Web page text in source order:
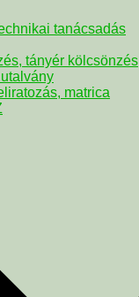
tanácsadás
tányér kölcsönzés
matrica